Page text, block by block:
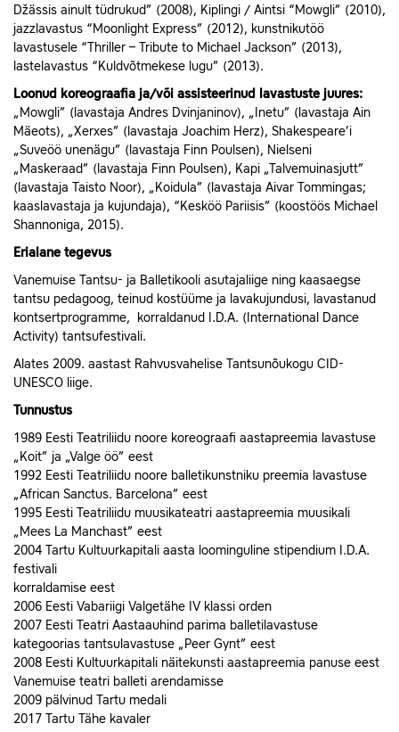
Džässis ainult tüdrukud” (2008), Kiplingi / Aintsi “Mowgli” (2010),
jazzlavastus “Moonlight Express” (2012), kunstnikutöö
lavastusele “Thriller – Tribute to Michael Jackson” (2013),
lastelavastus “Kuldvõtmekese lugu” (2013).
Loonud koreograafia ja/või assisteerinud lavastuste juures:
„Mowgli” (lavastaja Andres Dvinjaninov), „Inetu” (lavastaja Ain
Mäeots), „Xerxes” (lavastaja Joachim Herz), Shakespeare’i
„Suveöö unenägu” (lavastaja Finn Poulsen), Nielseni
„Maskeraad” (lavastaja Finn Poulsen), Kapi „Talvemuinasjutt”
(lavastaja Taisto Noor), „Koidula” (lavastaja Aivar Tommingas;
kaaslavastaja ja kujundaja), “Kesköö Pariisis” (koostöös Michael
Shannoniga, 2015).
Erialane tegevus
Vanemuise Tantsu- ja Balletikooli asutajaliige ning kaasaegse
tantsu pedagoog, teinud kostüüme ja lavakujundusi, lavastanud
kontsertprogramme, korraldanud I.D.A. (International Dance
Activity) tantsufestivali.
Alates 2009. aastast Rahvusvahelise Tantsunõukogu CID-
UNESCO liige.
Tunnustus
1989 Eesti Teatriliidu noore koreograafi aastapreemia lavastuse
„Koit” ja „Valge öö” eest
1992 Eesti Teatriliidu noore balletikunstniku preemia lavastuse
„African Sanctus. Barcelona” eest
1995 Eesti Teatriliidu muusikateatri aastapreemia muusikali
„Mees La Manchast” eest
2004 Tartu Kultuurkapitali aasta loominguline stipendium I.D.A.
festivali
korraldamise eest
2006 Eesti Vabariigi Valgetähe IV klassi orden
2007 Eesti Teatri Aastaauhind parima balletilavastuse
kategoorias tantsulavastuse „Peer Gynt” eest
2008 Eesti Kultuurkapitali näitekunsti aastapreemia panuse eest
Vanemuise teatri balleti arendamisse
2009 pälvinud Tartu medali
2017 Tartu Tähe kavaler